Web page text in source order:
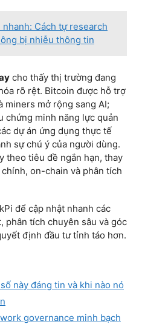
nhanh: Cách tự research
bị nhiễu thông tin
cho thấy thị trường đang
rõ rệt. Bitcoin được hỗ trợ
miners mở rộng sang AI;
chứng minh năng lực quản
dự án ứng dụng thực tế
sự chú ý của người dùng.
theo tiêu đề ngắn hạn, thay
on-chain và phân tích
để cập nhật nhanh các
phân tích chuyên sâu và góc
định đầu tư tỉnh táo hơn.
này đáng tin và khi nào nó
governance minh bạch